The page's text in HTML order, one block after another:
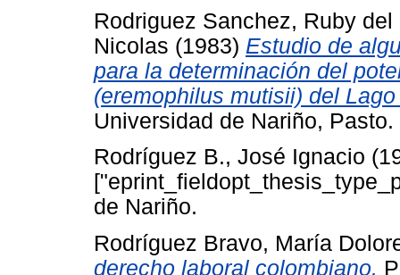
Rodriguez Sanchez, Ruby del
Nicolas (1983) Estudio de
para la determinación del
(eremophilus mutisii) del
Universidad de Nariño, Pasto.
Rodríguez B., José Ignacio
de Nariño.
Rodríguez Bravo, María
derecho laboral colombiano.